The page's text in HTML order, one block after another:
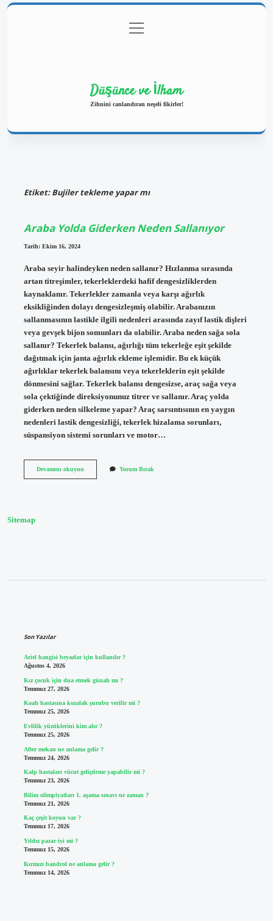
Gizlilik Politikası
menüyü
aç
Düşünce ve İlham
Zihnini canlandıran neşeli fikirler!
Etiket:Bujiler tekleme yapar mı
Araba Yolda Giderken Neden Sallanıyor
Tarih: Ekim 16, 2024
Araba seyir halindeyken neden sallanır? Hızlanma sırasında
artan titreşimler, tekerleklerdeki hafif dengesizliklerden
kaynaklanır. Tekerlekler zamanla veya karşı ağırlık
eksikliğinden dolayı dengesizleşmiş olabilir. Arabanızın
sallanmasının lastikle ilgili nedenleri arasında zayıf lastik dişleri
veya gevşek bijon somunları da olabilir. Araba neden sağa sola
sallanır? Tekerlek balansı, ağırlığı tüm tekerleğe eşit şekilde
dağıtmak için janta ağırlık ekleme işlemidir. Bu ek küçük
ağırlıklar tekerlek balansını veya tekerleklerin eşit şekilde
dönmesini sağlar. Tekerlek balansı dengesizse, araç sağa veya
sola çektiğinde direksiyonunuz titrer ve sallanır. Araç yolda
giderken neden silkeleme yapar? Araç sarsıntısının en yaygın
nedenleri lastik dengesizliği, tekerlek hizalama sorunları,
süspansiyon sistemi sorunları ve motor…
Devamını okuyunAraba
Yorum Bırak
Sitemap
Son Yazılar
Ariel hangisi beyazlar için kullanılır ?
Ağustos 4, 2026
Kız çocuk için dua etmek günah mı ?
Temmuz 27, 2026
Koah hastasına kozalak şurubu verilir mi ?
Temmuz 25, 2026
Evlilik yüzüklerini kim alır ?
Temmuz 25, 2026
After mekan ne anlama gelir ?
Temmuz 24, 2026
Kalp hastaları vücut geliştirme yapabilir mi ?
Temmuz 23, 2026
Bilim olimpiyatları 1. aşama sınavı ne zaman ?
Temmuz 21, 2026
Kaç çeşit koyun var ?
Temmuz 17, 2026
Yıldız pazar iyi mi ?
Temmuz 15, 2026
Kırmızı bandrol ne anlama gelir ?
Temmuz 14, 2026